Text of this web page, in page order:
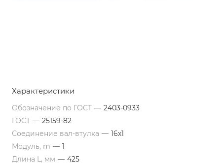
Характеристики
Обозначение по ГОСТ — 2403-0933
ГОСТ — 25159-82
Соединение вал-втулка — 16х1
Модуль, m — 1
Длина L, мм — 425